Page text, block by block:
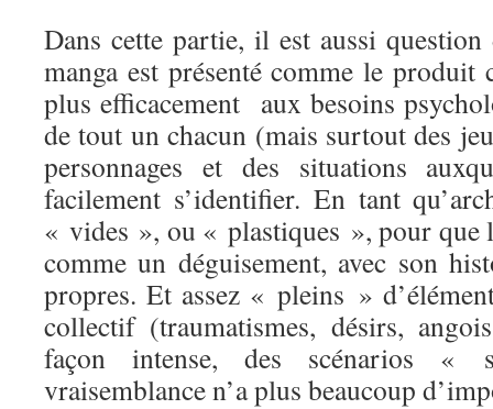
Dans cette partie, il est aussi
manga est présenté comme le
plus efficacement aux besoins
de tout un chacun (mais surtout des
personnages et des situations
facilement s’identifier. En tant
« vides », ou « plastiques », pour que
comme un déguisement, avec son
propres. Et assez « pleins »
collectif (traumatismes, désirs,
façon intense, des scénarios «
vraisemblance n’a plus beaucoup